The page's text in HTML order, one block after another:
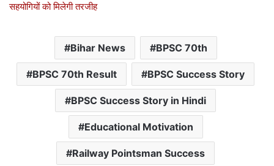
सहयोगियों को मिलेगी तरजीह
Bihar News BPSC 70th
BPSC 70th Result BPSC Success Story
BPSC Success Story in Hindi
Educational Motivation
Railway Pointsman Success